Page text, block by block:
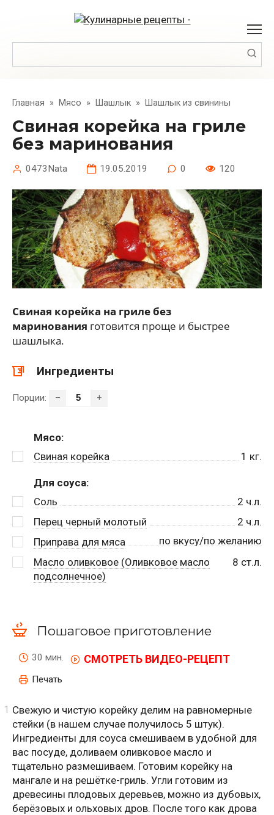
Главная » Мясо » Шашлык » Шашлык из свинины
Свиная корейка на гриле
без маринования
0473Nata 19.05.2019 0 120
Свиная корейка на гриле без
маринования готовится проще и быстрее
шашлыка.
Ингредиенты
Порции: – +
Мясо:
Свиная корейка
1 кг.
Для соуса:
Соль
2 ч.л.
Перец черный молотый
2 ч.л.
Приправа для мяса
по вкусу/по желанию
Масло оливковое (Оливковое масло
подсолнечное)
8 ст.л.
Пошаговое приготовление
30 мин. СМОТРЕТЬ ВИДЕО-РЕЦЕПТ
Печать
Свежую и чистую корейку делим на равномерные
стейки (в нашем случае получилось 5 штук).
Ингредиенты для соуса смешиваем в удобной для
вас посуде, доливаем оливковое масло и
тщательно размешиваем. Готовим корейку на
мангале и на решётке-гриль. Угли готовим из
древесины плодовых деревьев, можно из дубовых,
берёзовых и ольховых дров. После того как дрова